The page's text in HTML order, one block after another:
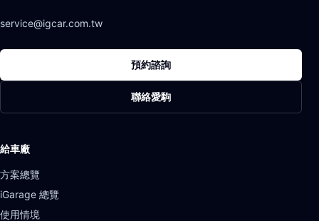
service@igcar.com.tw
預約諮詢
聯絡愛駒
給車廠
方案總覽
iGarage 總覽
使用情境